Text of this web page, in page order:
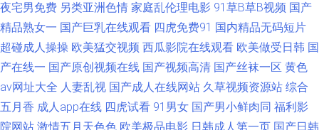
片 国产精品熟妇一区二区 91人妖在线看 国产精品久久夜 91免费在线破视频
91视频艹 国产福利院第七页 久re九九 日本超碰东京热 av成人天堂网 91cn熟
夜宅男免费 另类亚洲色情 家庭乱伦理电影 91草B草B视频 国产
精品熟女一 国产巨乳在线观看 四虎免费91 国内精品无码短片
超碰成人操操 欧美猛交视频 西瓜影院在线观看 欧美做受日韩 国
产在线一 国产原创视频在线 国产视频高清 国产丝袜一区 黄色
av网址大全 人妻乱视 国产成人在线网站 久草视频资源站 综合
五月香 成人app在线 四虎试看 91男女 国产男小鲜肉同 福利影
院网站 激情五月天色色 欧美极品电影 日韩成人第一页 国产日韩